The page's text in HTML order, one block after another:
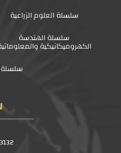
سلسلة العلوم الزراعية
سلسلة الهندسة
الكهروميكانيكية
سلسلة